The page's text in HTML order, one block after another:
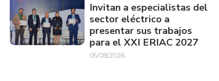
Invitan a especialistas del
sector eléctrico a
presentar sus trabajos
para el XXI ERIAC 2027
05/08/2026